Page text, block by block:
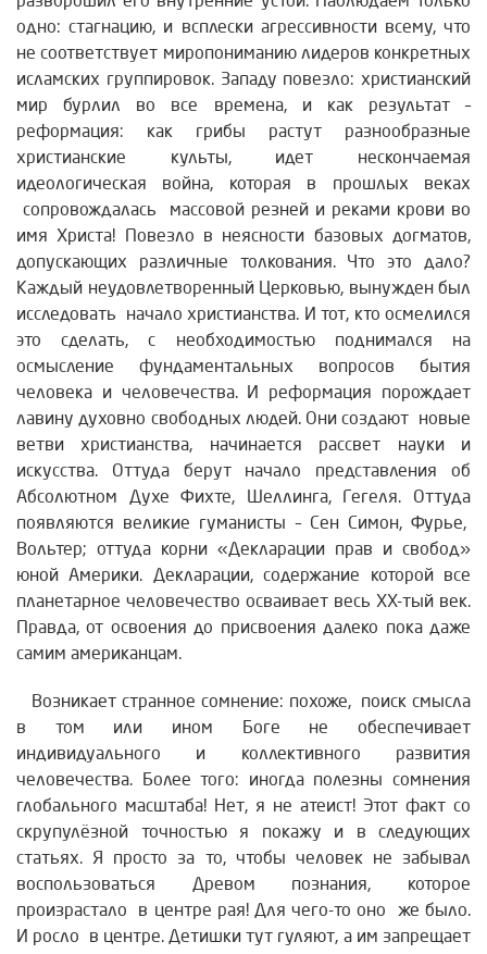
одно: стагнацию, и всплески агрессивности всему, что
не соответствует миропониманию лидеров конкретных
исламских группировок. Западу повезло: христианский
мир бурлил во все времена, и как результат –
реформация: как грибы растут разнообразные
христианские культы, идет нескончаемая
идеологическая война, которая в прошлых веках
сопровождалась массовой резней и реками крови во
имя Христа! Повезло в неясности базовых догматов,
допускающих различные толкования. Что это дало?
Каждый неудовлетворенный Церковью, вынужден был
исследовать начало христианства. И тот, кто осмелился
это сделать, с необходимостью поднимался на
осмысление фундаментальных вопросов бытия
человека и человечества. И реформация порождает
лавину духовно свободных людей. Они создают новые
ветви христианства, начинается рассвет науки и
искусства. Оттуда берут начало представления об
Абсолютном Духе Фихте, Шеллинга, Гегеля. Оттуда
появляются великие гуманисты – Сен Симон, Фурье,
Вольтер; оттуда корни «Декларации прав и свобод»
юной Америки. Декларации, содержание которой все
планетарное человечество осваивает весь ХХ-тый век.
Правда, от освоения до присвоения далеко пока даже
самим американцам.
Возникает странное сомнение: похоже, поиск смысла
в том или ином Боге не обеспечивает
индивидуального и коллективного развития
человечества. Более того: иногда полезны сомнения
глобального масштаба! Нет, я не атеист! Этот факт со
скрупулёзной точностью я покажу и в следующих
статьях. Я просто за то, чтобы человек не забывал
воспользоваться Древом познания, которое
произрастало в центре рая! Для чего-то оно же было.
И росло в центре. Детишки тут гуляют, а им запрещает